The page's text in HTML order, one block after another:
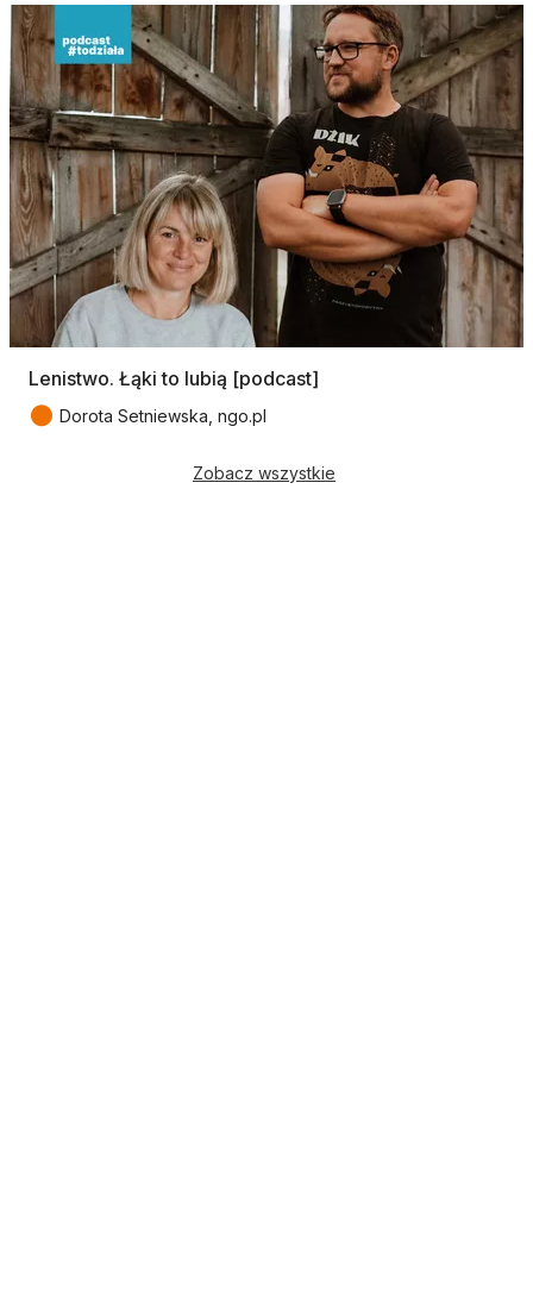
Lenistwo. Łąki to lubią [podcast]
● Dorota Setniewska, ngo.pl
Zobacz wszystkie